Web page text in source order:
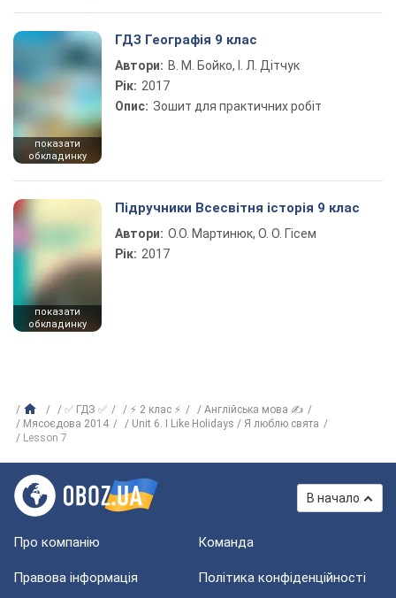
показати
обкладинку
ГДЗ Географія 9 клас
Автори: В. М. Бойко, І. Л. Дітчук
Рік: 2017
Опис: Зошит для практичних робіт
показати
обкладинку
Підручники Всесвітня історія 9 клас
Автори: О.О. Мартинюк, О. О. Гісем
Рік: 2017
✅ ГДЗ ✅ ⚡ 2 клас ⚡
Англійська мова ✍
Мясоєдова 2014
Unit 6. I Like Holidays / Я люблю свята
Lesson 7
В начало
Про компанію Команда
Правова інформація Політика конфіденційності